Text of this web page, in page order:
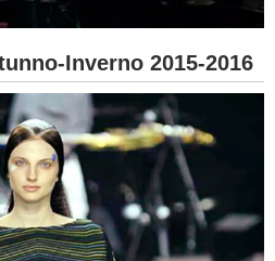
Inverno 2015-2016